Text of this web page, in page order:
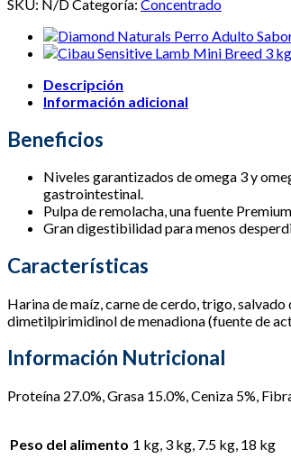
Cachorro
cantidad
SKU: N/DCategoría: Concentrado
Descripción
Información adicional
Beneficios
Niveles garantizados de omega 3 y
gastrointestinal.
Pulpa de remolacha, una fuente
Gran digestibilidad para menos
Características
Harina de maíz, carne de cerdo, trigo,
dimetilpirimidinol de menadiona (fuente de
Información Nutricional
Proteína 27.0%, Grasa 15.0%, Ceniza 5%,
Peso del alimento 1 kg, 3 kg, 7.5 kg, 18 kg